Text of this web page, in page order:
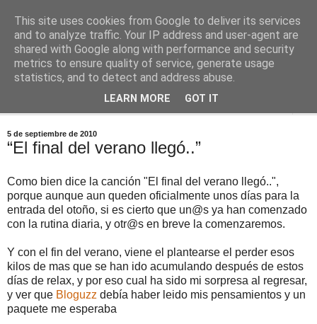
Comoju
La Cocina del Día a Día y el día a día de la Gastronomía
5 de septiembre de 2010
“El final del verano llegó..”
Como bien dice la canción "El final del verano llegó..",
porque aunque aun queden oficialmente unos días para la
entrada del otoño, si es cierto que un@s ya han comenzado
con la rutina diaria, y otr@s en breve la comenzaremos.
Y con el fin del verano, viene el plantearse el perder esos
kilos de mas que se han ido acumulando después de estos
días de relax, y por eso cual ha sido mi sorpresa al regresar,
y ver que Bloguzz debía haber leido mis pensamientos y un
paquete me esperaba
This site uses cookies from Google to deliver its services
and to analyze traffic. Your IP address and user-agent are
shared with Google along with performance and security
metrics to ensure quality of service, generate usage
statistics, and to detect and address abuse.
LEARN MORE GOT IT